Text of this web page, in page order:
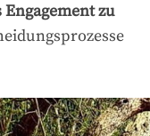
zu